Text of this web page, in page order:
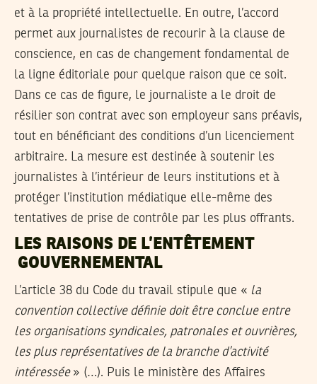
et à la propriété intellectuelle. En outre, l’accord
permet aux journalistes de recourir à la clause de
conscience, en cas de changement fondamental de
la ligne éditoriale pour quelque raison que ce soit.
Dans ce cas de figure, le journaliste a le droit de
résilier son contrat avec son employeur sans préavis,
tout en bénéficiant des conditions d’un licenciement
arbitraire. La mesure est destinée à soutenir les
journalistes à l’intérieur de leurs institutions et à
protéger l’institution médiatique elle-même des
tentatives de prise de contrôle par les plus offrants.
LES RAISONS DE L’ENTÊTEMENT
GOUVERNEMENTAL
L’article 38 du Code du travail stipule que « la
convention collective définie doit être conclue entre
les organisations syndicales, patronales et ouvrières,
les plus représentatives de la branche d’activité
intéressée » (…). Puis le ministère des Affaires